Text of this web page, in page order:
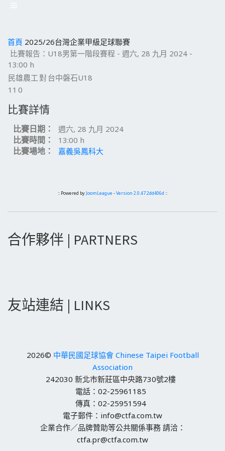
首頁 2025/26台灣企業甲級足球聯賽
比賽報告：U18男第一階段賽程 - 週六, 28 九月 2024 -
13:00 h
民雄農工對台中磐石U18
11 0
比賽詳情
比賽日期： 週六, 28 九月 2024
比賽時間： 13:00 h
比賽場地： 嘉義吳鳳科大
:: Powered by JoomLeague -Version 2.0.47.2dd406d ::
合作夥伴 | PARTNERS
友站連結 | LINKS
2026© 中華民國足球協會 Chinese Taipei Football
Association
242030 新北市新莊區中央路730號2樓
電話：02-25961185
傳真：02-25951594
電子郵件：info@ctfa.com.tw
企業合作／品牌贊助等公共關係事務 請洽：
ctfa.pr@ctfa.com.tw